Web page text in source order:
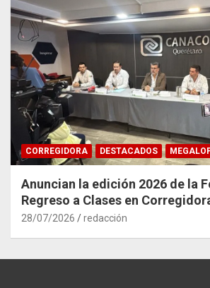
CORREGIDORA DESTACADOS
Anuncian la edición 2026 de la
Regreso a Clases en
28/07/2026 redacción